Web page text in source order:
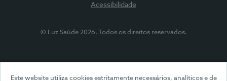
Este website utiliza cookies estritamente necessários, analíticos e de
Acessibilidade
© Luz Saúde 2026. Todos os direitos reservados.